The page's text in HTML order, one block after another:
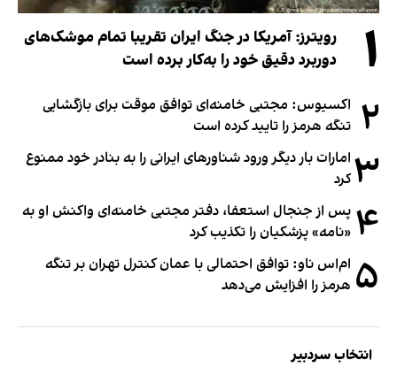
۱
رویترز: آمریکا در جنگ ایران تقریبا تمام موشک‌های
دوربرد دقیق خود را به‌کار برده است
۲ اکسیوس: مجتبی خامنه‌ای توافق موقت برای بازگشایی
تنگه هرمز را تایید کرده است
۳ امارات بار دیگر ورود شناورهای ایرانی را به بنادر خود ممنوع
کرد
۴ پس از جنجال استعفا، دفتر مجتبی خامنه‌ای واکنش او به
«نامه» پزشکیان را تکذیب کرد
۵ ام‌اس ناو: توافق احتمالی با عمان کنترل تهران بر تنگه
هرمز را افزایش می‌دهد
انتخاب سردبیر